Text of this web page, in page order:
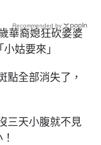
華裔媳狂砍婆婆
姑要來」
點全部消失了，
三天小腹就不見
Recommended by